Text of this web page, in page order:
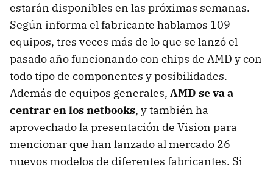
estarán disponibles en las próximas semanas.
Según informa el fabricante hablamos 109
equipos, tres veces más de lo que se lanzó el
pasado año funcionando con chips de AMD y con
todo tipo de componentes y posibilidades.
Además de equipos generales, AMD se va a
centrar en los netbooks, y también ha
aprovechado la presentación de Vision para
mencionar que han lanzado al mercado 26
nuevos modelos de diferentes fabricantes. Si